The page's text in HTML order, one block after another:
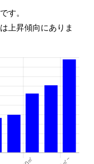
す。
上昇傾向にありま